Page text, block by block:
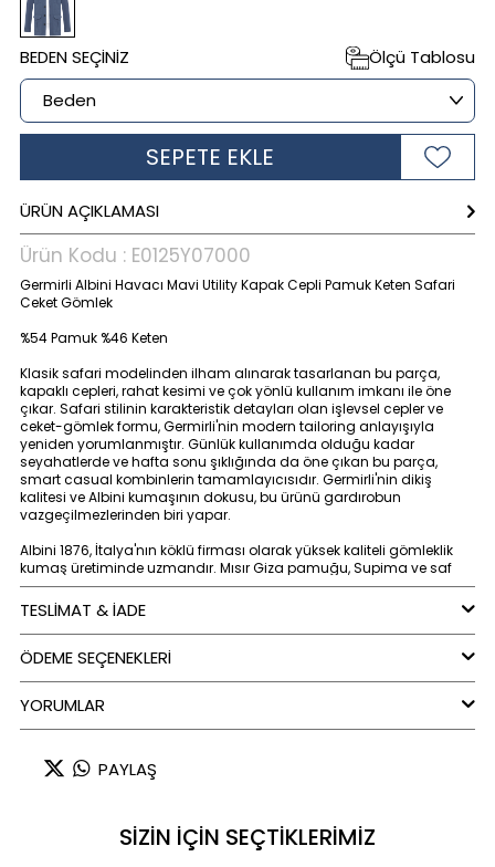
BEDEN SEÇINIZ Ölçü Tablosu
SEPETE EKLE
ÜRÜN AÇIKLAMASI
Ürün Kodu : E0125Y07000
Germirli Albini Havacı Mavi Utility Kapak Cepli Pamuk Keten Safari
Ceket Gömlek
%54 Pamuk %46 Keten
Klasik safari modelinden ilham alınarak tasarlanan bu parça,
kapaklı cepleri, rahat kesimi ve çok yönlü kullanım imkanı ile öne
çıkar. Safari stilinin karakteristik detayları olan işlevsel cepler ve
ceket-gömlek formu, Germirli'nin modern tailoring anlayışıyla
yeniden yorumlanmıştır. Günlük kullanımda olduğu kadar
seyahatlerde ve hafta sonu şıklığında da öne çıkan bu parça,
smart casual kombinlerin tamamlayıcısıdır. Germirli'nin dikiş
kalitesi ve Albini kumaşının dokusu, bu ürünü gardırobun
vazgeçilmezlerinden biri yapar.
Albini 1876, İtalya'nın köklü firması olarak yüksek kaliteli gömleklik
kumaş üretiminde uzmandır. Mısır Giza pamuğu, Supima ve saf
keten gibi dünyanın en seçkin hammaddelerini kullanarak şık,
dayanıklı ve Sürdürülebilir çevre dostu kumaşlar üretir. Albini, dünya
çapında lüks markalar ve terziler tarafından tercih edilmektedir.
Mevsimsiz ve zamansız Germirli ceket gömleğinizi bir ilkbahar
pazarı tişörtünüzle, bir aralık sabahı gömleğinizle
serinliğinden korusun istersiniz.
dokusu ve cilde dost özellikleriyle öne çıkar. Terlemeyi azaltarak
sıcak havalarda ferahlık sağlarken, doğal lif yapısı sayesinde
böylece hem şık hem de rahat bir kullanım deneyimi yaşatır.
TESLİMAT & İADE
ÖDEME SEÇENEKLERI
YORUMLAR
PAYLAŞ
SİZİN İÇİN SEÇTİKLERİMİZ